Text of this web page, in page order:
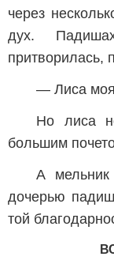
через
дух.
притворилась,
— Лиса
Но лиса
большим
А
дочерью
той